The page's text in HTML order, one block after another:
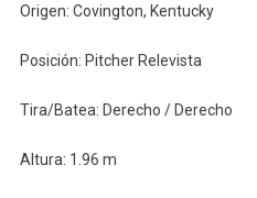
Origen: Covington, Kentucky
Posición: Pitcher Relevista
Tira/Batea: Derecho / Derecho
Altura: 1.96 m